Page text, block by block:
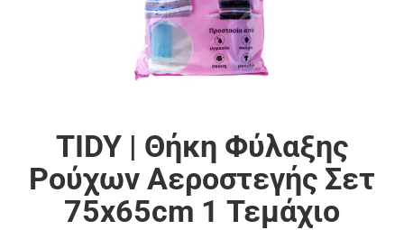
TIDY | Θήκη Φύλαξης
Ρούχων Αεροστεγής Σετ
75x65cm 1 Τεμάχιο